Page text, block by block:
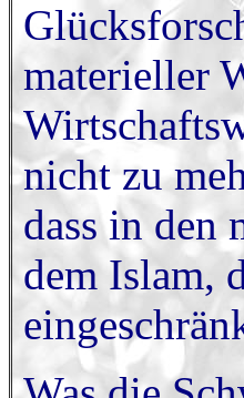
materieller
nicht zu
dass in den
dem Islam,